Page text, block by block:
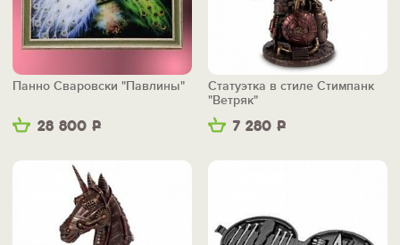
28 800 Р
Панно Сваровски "Павлины"
7 280 Р
Статуэтка в стиле Стимпанк
"Ветряк"